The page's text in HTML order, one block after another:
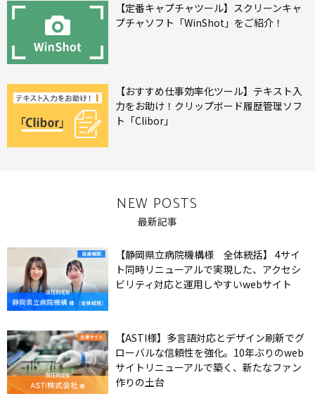
【定番キャプチャツール】スクリーンキャ
プチャソフト「WinShot」をご紹介！
【おすすめ仕事効率化ツール】テキスト入
力をお助け！クリップボード履歴管理ソフ
ト「Clibor」
NEW POSTS
最新記事
【静岡県立病院機構様 全体統括】 4サイ
ト同時リニューアルで実現した、アクセシ
ビリティ対応と運用しやすいwebサイト
【ASTI様】多言語対応とデザイン刷新でグ
ローバルな信頼性を強化。10年ぶりのweb
サイトリニューアルで築く、新たなファン
作りの土台